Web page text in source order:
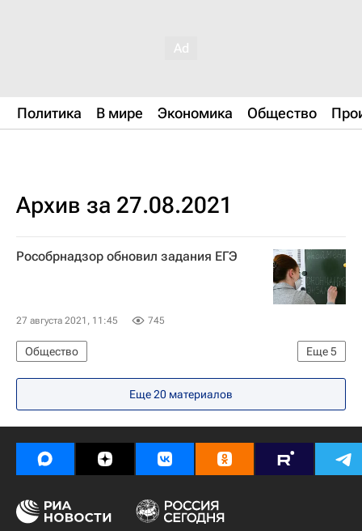
Политика В мире Экономика Общество
Архив за 27.08.2021
Рособрнадзор обновил задания ЕГЭ
27 августа 2021, 11:45 745
Еще5
Общество
Федеральная служба по надзору в сфере образования и науки (Рособрнадзор)
Федеральный институт педагогических измерений (ФИПИ)
Единый государственный экзамен (ЕГЭ)
Социальный навигатор
Еще 20 материалов